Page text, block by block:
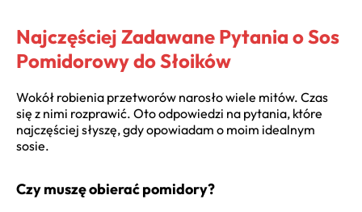
Najczęściej Zadawane Pytania o Sos
Pomidorowy do Słoików
Wokół robienia przetworów narosło wiele mitów. Czas
się z nimi rozprawić. Oto odpowiedzi na pytania, które
najczęściej słyszę, gdy opowiadam o moim idealnym
sosie.
Czy muszę obierać pomidory?